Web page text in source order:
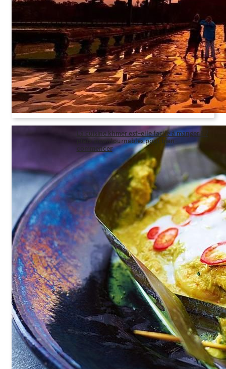
La cuisine khmer est-elle facile à manger ? 7
plats incontournables pour bien
commencer